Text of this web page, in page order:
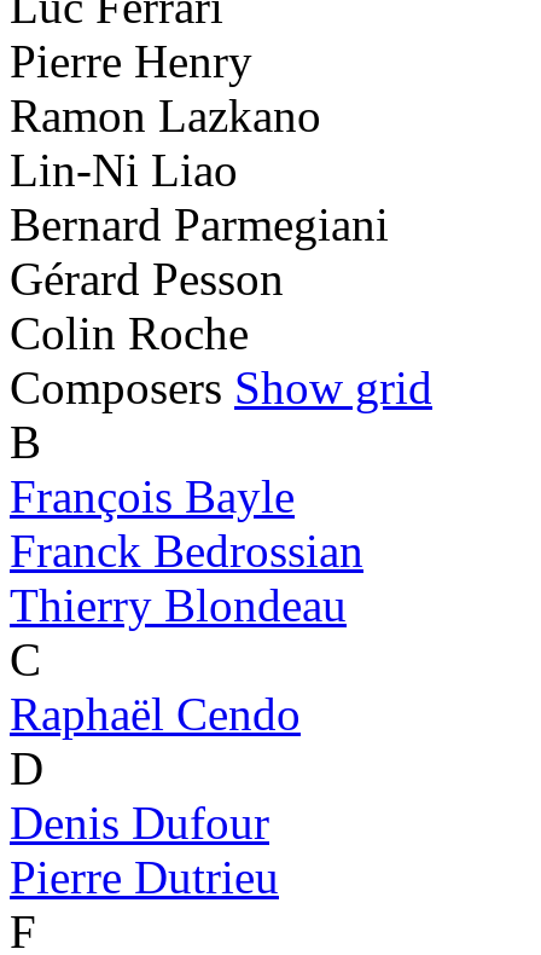
Pierre Henry
Ramon Lazkano
Lin-Ni Liao
Bernard Parmegiani
Gérard Pesson
Colin Roche
Composers Show grid
B
François Bayle
Franck Bedrossian
Thierry Blondeau
C
Raphaël Cendo
D
Denis Dufour
Pierre Dutrieu
F